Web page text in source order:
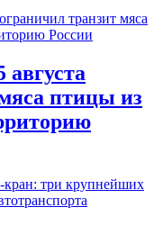
августа
птицы из